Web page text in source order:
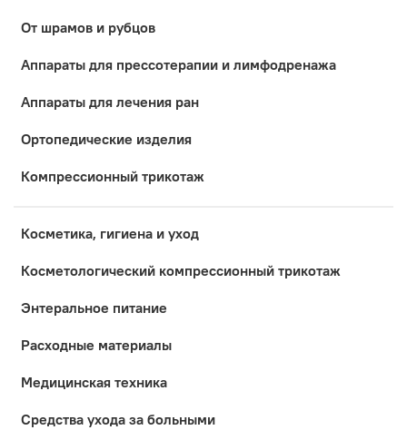
От шрамов и рубцов
Аппараты для прессотерапии и лимфодренажа
Аппараты для лечения ран
Ортопедические изделия
Компрессионный трикотаж
Косметика, гигиена и уход
Коcметологический компрессионный трикотаж
Энтеральное питание
Расходные материалы
Медицинская техника
Средства ухода за больными